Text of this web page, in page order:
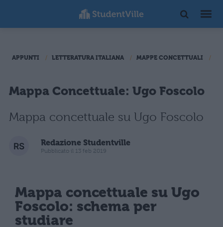
APPUNTI LETTERATURA ITALIANA MAPPE CONCETTUALI
Mappa Concettuale: Ugo Foscolo
Mappa concettuale su Ugo Foscolo
Redazione Studentville
Pubblicato il 13 feb 2019
Mappa concettuale su Ugo
Foscolo: schema per
studiare